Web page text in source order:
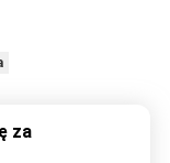
za